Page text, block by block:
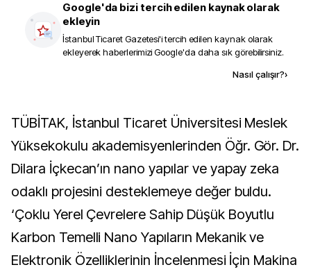
Google'da bizi tercih edilen kaynak olarak
ekleyin
İstanbul Ticaret Gazetesi'i tercih edilen kaynak olarak
ekleyerek haberlerimizi Google'da daha sık görebilirsiniz.
Nasıl çalışır?›
TÜBİTAK, İstanbul Ticaret Üniversitesi Meslek
Yüksekokulu akademisyenlerinden Öğr. Gör. Dr.
Dilara İçkecan’ın nano yapılar ve yapay zeka
odaklı projesini desteklemeye değer buldu.
‘Çoklu Yerel Çevrelere Sahip Düşük Boyutlu
Karbon Temelli Nano Yapıların Mekanik ve
Elektronik Özelliklerinin İncelenmesi İçin Makina